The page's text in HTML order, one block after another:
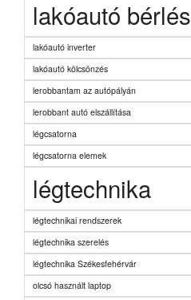
lakóautó bérlés
lakóautó inverter
lakóautó kölcsönzés
lerobbantam az autópályán
lerobbant autó elszállítása
légcsatorna
légcsatorna elemek
légtechnika
légtechnikai rendszerek
légtechnika szerelés
légtechnika Székesfehérvár
olcsó használt laptop